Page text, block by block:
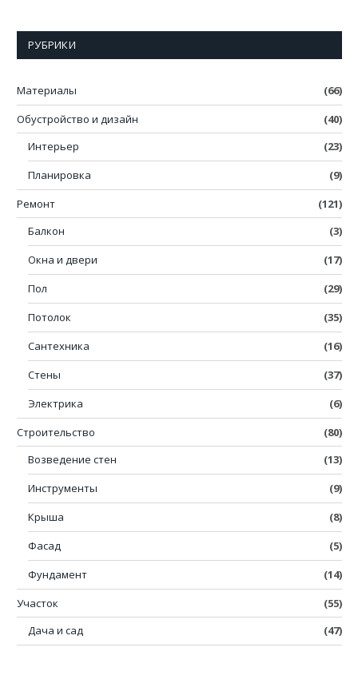
РУБРИКИ
Материалы
(66)
Обустройство и дизайн
(40)
Интерьер
(23)
Планировка
(9)
Ремонт
(121)
Балкон
(3)
Окна и двери
(17)
Пол
(29)
Потолок
(35)
Сантехника
(16)
Стены
(37)
Электрика
(6)
Строительство
(80)
Возведение стен
(13)
Инструменты
(9)
Крыша
(8)
Фасад
(5)
Фундамент
(14)
Участок
(55)
Дача и сад
(47)